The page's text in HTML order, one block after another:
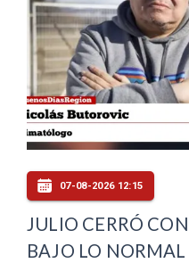
07-08-2026 12:15
JULIO CERRÓ
BAJO LO